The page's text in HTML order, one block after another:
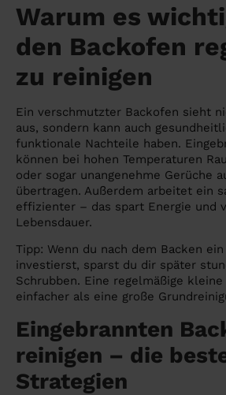
Warum es
den Backofen
zu reinigen
Ein verschmutzter Backofen sieht
aus, sondern kann auch
funktionale Nachteile haben.
können bei hohen Temperaturen
oder sogar unangenehme Gerüche
übertragen. Außerdem arbeitet ein
effizienter – das spart Energie und
Lebensdauer.
Tipp: Wenn du nach dem Backen
investierst, sparst du dir später
Schrubben. Eine regelmäßige
einfacher als eine große
Eingebrannten
reinigen – die
Strategien